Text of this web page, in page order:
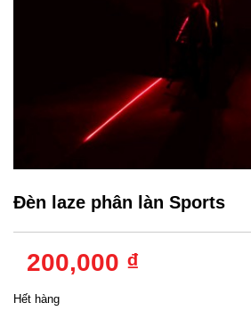
Đèn laze phân làn Sports
200,000 ₫
Hết hàng